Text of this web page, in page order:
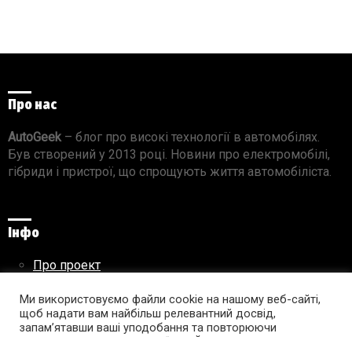
Про нас
AutoGeek– блог про високі технології в автомобілях.
Був створений у 2013 році. Новини про електромобілі,
гібриди і пристрої, що спрощують життя автомобіліста.
Інфо
Про проект
Правила використання матеріалів
Ми використовуємо файли cookie на нашому веб-сайті,
щоб надати вам найбільш релевантний досвід,
запам’ятавши ваші уподобання та повторюючи